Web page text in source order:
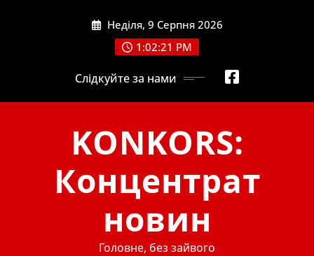
Неділя, 9 Серпня 2026
1:02:22 PM
Слідкуйте за нами
KONKORS:
Концентрат
новин
Головне, без зайвого